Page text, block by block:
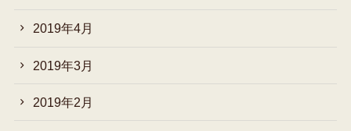
2019年4月
2019年3月
2019年2月